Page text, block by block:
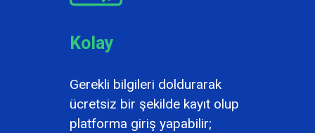
Kolay
Gerekli bilgileri doldurarak
ücretsiz bir şekilde kayıt olup
platforma giriş yapabilir;